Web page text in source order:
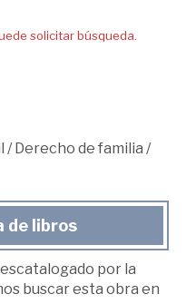
solicitar búsqueda.
/Derecho de familia /
de libros
por la
buscar esta obra en